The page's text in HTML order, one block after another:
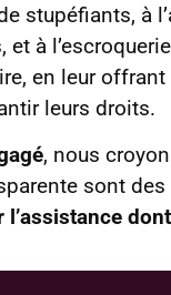
stupéfiants, à
et à
en leur
leurs droits.
, nous
sont